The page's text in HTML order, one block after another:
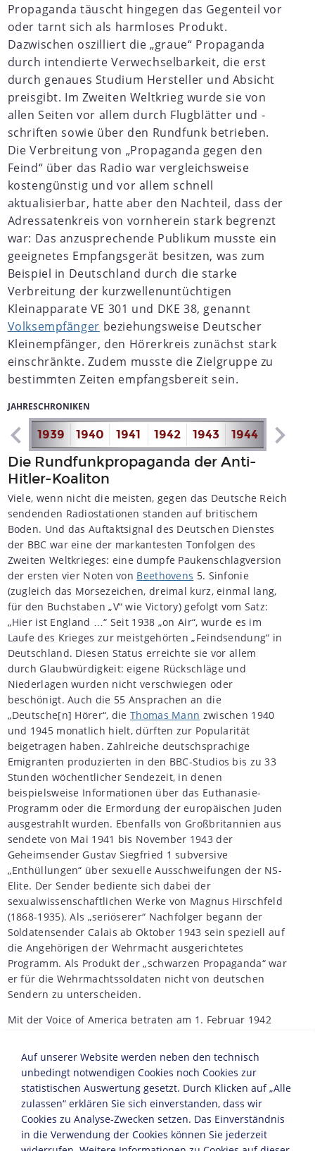
Propaganda täuscht hingegen das Gegenteil vor
oder tarnt sich als harmloses Produkt.
Dazwischen oszilliert die „graue“ Propaganda
durch intendierte Verwechselbarkeit, die erst
durch genaues Studium Hersteller und Absicht
preisgibt. Im Zweiten Weltkrieg wurde sie von
allen Seiten vor allem durch Flugblätter und -
schriften sowie über den Rundfunk betrieben.
Die Verbreitung von „Propaganda gegen den
Feind“ über das Radio war vergleichsweise
kostengünstig und vor allem schnell
aktualisierbar, hatte aber den Nachteil, dass der
Adressatenkreis von vornherein stark begrenzt
war: Das anzusprechende Publikum musste ein
geeignetes Empfangsgerät besitzen, was zum
Beispiel in Deutschland durch die starke
Verbreitung der kurzwellenuntüchtigen
Kleinapparate VE 301 und DKE 38, genannt
Volksempfänger beziehungsweise Deutscher
Kleinempfänger, den Hörerkreis zunächst stark
einschränkte. Zudem musste die Zielgruppe zu
bestimmten Zeiten empfangsbereit sein.
JAHRESCHRONIKEN
1939 1940 1941 1942 1943 1944 1945
Die Rundfunkpropaganda der Anti-
Hitler-Koaliton
Viele, wenn nicht die meisten, gegen das Deutsche Reich
sendenden Radiostationen standen auf britischem
Boden. Und das Auftaktsignal des Deutschen Dienstes
der BBC war eine der markantesten Tonfolgen des
Zweiten Weltkrieges: eine dumpfe Paukenschlagversion
der ersten vier Noten von Beethovens 5. Sinfonie
(zugleich das Morsezeichen, dreimal kurz, einmal lang,
für den Buchstaben „V“ wie Victory) gefolgt vom Satz:
„Hier ist England …“ Seit 1938 „on Air“, wurde es im
Laufe des Krieges zur meistgehörten „Feindsendung“ in
Deutschland. Diesen Status erreichte sie vor allem
durch Glaubwürdigkeit: eigene Rückschläge und
Niederlagen wurden nicht verschwiegen oder
beschönigt. Auch die 55 Ansprachen an die
„Deutsche[n] Hörer“, dieThomas Mann zwischen 1940
und 1945 monatlich hielt, dürften zur Popularität
beigetragen haben. Zahlreiche deutschsprachige
Emigranten produzierten in den BBC-Studios bis zu 33
Stunden wöchentlicher Sendezeit, in denen
beispielsweise Informationen über das Euthanasie-
Programm oder die Ermordung der europäischen Juden
ausgestrahlt wurden. Ebenfalls von Großbritannien aus
sendete von Mai 1941 bis November 1943 der
Geheimsender Gustav Siegfried 1 subversive
„Enthüllungen“ über sexuelle Ausschweifungen der NS-
Elite. Der Sender bediente sich dabei der
sexualwissenschaftlichen Werke von Magnus Hirschfeld
(1868-1935). Als „seriöserer“ Nachfolger begann der
Soldatensender Calais ab Oktober 1943 sein speziell auf
die Angehörigen der Wehrmacht ausgerichtetes
Programm. Als Produkt der „schwarzen Propaganda“ war
er für die Wehrmachtssoldaten nicht von deutschen
Sendern zu unterscheiden.
Mit der Voice of America betraten am 1. Februar 1942
„Stimme Amerikas“ wurde vom Office of War Information
(OWI) organisiert und weitete zusätzlich zu den
deutschen Sendungen, an denen Emigranten wie
Erika
Klaus MannoderStefan Heym
mitwirkten, sein
Spektrum auf am Ende 40 Sprachen aus. Heym und
Klaus Mann waren neben dem für die
Kriegspropaganda der US-Armee enorm wichtigen
Auf unserer Website werden neben den technisch
unbedingt notwendigen Cookies noch Cookies zur
statistischen Auswertung gesetzt. Durch Klicken auf „Alle
zulassen“ erklären Sie sich einverstanden, dass wir
Cookies zu Analyse-Zwecken setzen. Das Einverständnis
in die Verwendung der Cookies können Sie jederzeit